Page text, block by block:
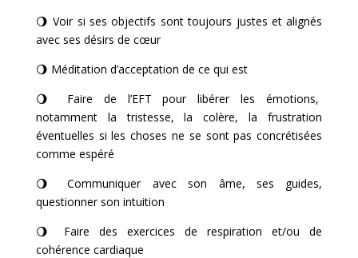
🌖 Voir si ses objectifs sont toujours justes et alignés
avec ses désirs de cœur
🌖 Méditation d’acceptation de ce qui est
🌖 Faire de l’EFT pour libérer les émotions,
notamment la tristesse, la colère, la frustration
éventuelles si les choses ne se sont pas concrétisées
comme espéré
🌖 Communiquer avec son âme, ses guides,
questionner son intuition
🌖 Faire des exercices de respiration et/ou de
cohérence cardiaque